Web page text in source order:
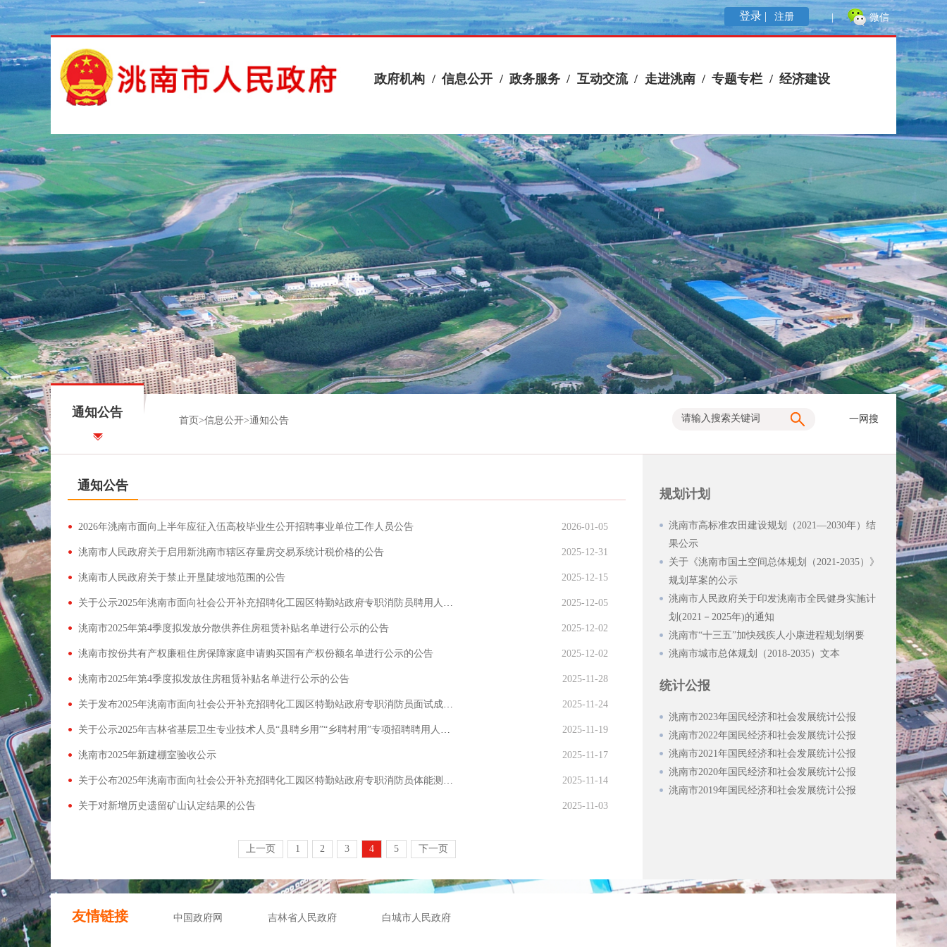
微信
|
登录 | 注册
政府机构 / 信息公开 / 政务服务 / 互动交流 / 走进洮南 / 专题专栏 / 经济建设
通知公告
首页 >信息公开>通知公告 一网搜
通知公告
2026年洮南市面向上半年应征入伍高校毕业生公开招聘事业单位工作人员公告 2026-01-05
洮南市人民政府关于启用新洮南市辖区存量房交易系统计税价格的公告 2025-12-31
洮南市人民政府关于禁止开垦陡坡地范围的公告 2025-12-15
关于公示2025年洮南市面向社会公开补充招聘化工园区特勤站政府专职消防员聘用人员名单的公告 2025-12-05
洮南市2025年第4季度拟发放分散供养住房租赁补贴名单进行公示的公告 2025-12-02
洮南市按份共有产权廉租住房保障家庭申请购买国有产权份额名单进行公示的公告 2025-12-02
洮南市2025年第4季度拟发放住房租赁补贴名单进行公示的公告 2025-11-28
关于发布2025年洮南市面向社会公开补充招聘化工园区特勤站政府专职消防员面试成绩及总成绩的公告 2025-11-24
关于公示2025年吉林省基层卫生专业技术人员“县聘乡用”“乡聘村用”专项招聘聘用人员名单的公告 2025-11-19
洮南市2025年新建棚室验收公示 2025-11-17
关于公布2025年洮南市面向社会公开补充招聘化工园区特勤站政府专职消防员体能测试成绩及面试事宜的公告 2025-11-14
关于对新增历史遗留矿山认定结果的公告 2025-11-03
上一页 1 2 3 4 5 下一页
规划计划
洮南市高标准农田建设规划（2021—2030年）结
果公示
关于《洮南市国土空间总体规划（2021-2035）》
规划草案的公示
洮南市人民政府关于印发洮南市全民健身实施计
划(2021－2025年)的通知
洮南市“十三五”加快残疾人小康进程规划纲要
洮南市城市总体规划（2018-2035）文本
统计公报
洮南市2023年国民经济和社会发展统计公报
洮南市2022年国民经济和社会发展统计公报
洮南市2021年国民经济和社会发展统计公报
洮南市2020年国民经济和社会发展统计公报
洮南市2019年国民经济和社会发展统计公报
友情链接 中国政府网 吉林省人民政府 白城市人民政府